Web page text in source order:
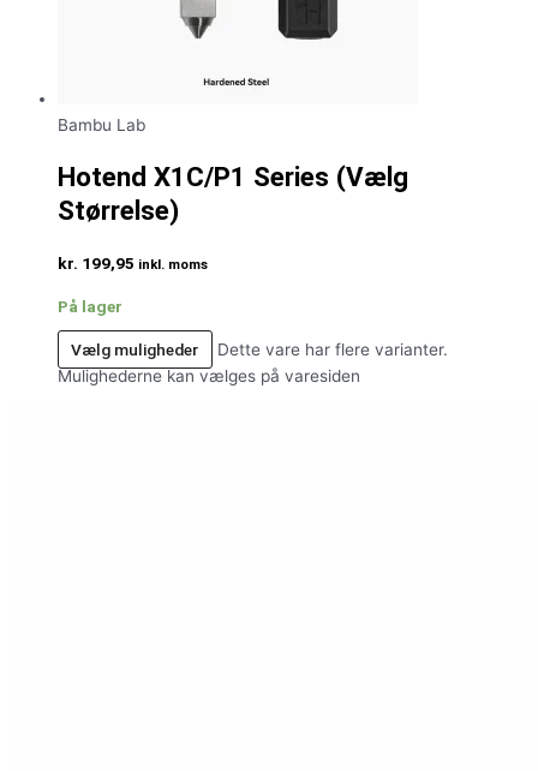
Bambu Lab
Hotend X1C/P1 Series (Vælg
Størrelse)
kr. 199,95 inkl. moms
På lager
Vælg muligheder
Dette vare har flere varianter.
Mulighederne kan vælges på varesiden